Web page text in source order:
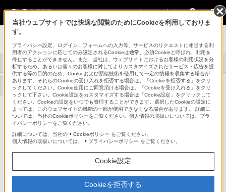
法人のお客様
トップ XDCAM/NXCAMとは 商品一覧 事例紹介
アプリケーションソフト
ウェア/ドライバ
機器アップデートファー
ムウェア
サポート・お問い合わせ
PMW-RX50
HD-SDI入出力を装備し、バッテリー駆動に対応した小型軽量な
XDCAMレコーダー
PMW-RX50
当社ウェブサイトでは快適な閲覧のためにCookieを利用しておりま
す。
プライバシー設定、ログイン、フォームへの入力等、サービスのリクエストに相当する利
用者のアクションに応じてのみ設定されるCookieは通常、必須Cookieと呼ばれ、利用を
停止することができません。また、当社は、ウェブサイトにおけるお客様の利用状況を分
析するため、あるいは個々のお客様に対してよりカスタマイズされたサービス・広告を提
供する等の目的のため、Cookieおよび類似技術を使用して一定の情報を収集する場合が
あります。それらのCookieの受け入れを拒否する場合は、「Cookieを拒否する」をクリ
ックしてください。Cookie使用にご同意頂ける場合は、「Cookieを受け入れる」をクリ
ックして下さい。Cookie設定をカスタマイズする場合は「Cookie設定」をクリックして
ください。Cookieの設定をいつでも管理することができます。選択したCookieの設定に
よっては、このウェブサイトの機能の一部が使用できなくなる場合があります。 詳細に
ついては、当社のCookieポリシーをご覧ください。個人情報の取扱いについては、プラ
イバシーポリシーをご覧ください。
詳細については、当社の
Cookieポリシー をご覧ください。
個人情報の取扱いについては、
プライバシーポリシー をご覧ください。
Cookie設定
Cookieを拒否する